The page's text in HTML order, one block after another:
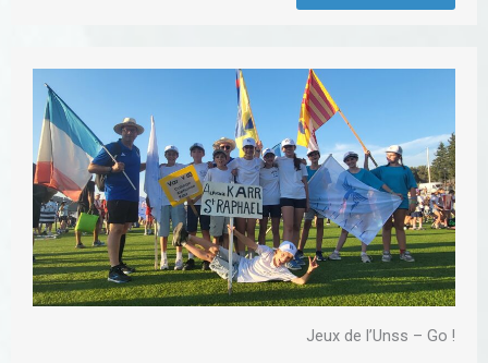
Jeux de l’Unss – Go !